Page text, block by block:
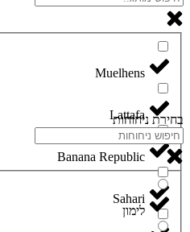
Lattafa
Banana Republic
Sahari
בחירת ניחוחות
לימון